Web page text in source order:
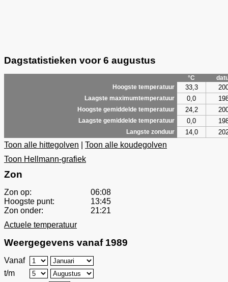
Dagstatistieken voor 6 augustus
°C
Hoogste temperatuur
33,3
Laagste maximumtemperatuur 0,0
Hoogste gemiddelde temperatuur 24,2
Laagste gemiddelde temperatuur 0,0
Langste zonduur 14,0
Toon alle hittegolven
Toon alle koudegolven
Toon Hellmann-grafiek
Zon
Zon op:
06:08
Hoogste punt:
13:45
Zon onder:
21:21
Actuele temperatuur
Weergegevens vanaf 1989
Vanaf
t/m